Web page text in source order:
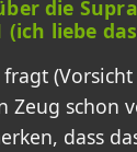
die
(ich liebe
Zeug schon
dass